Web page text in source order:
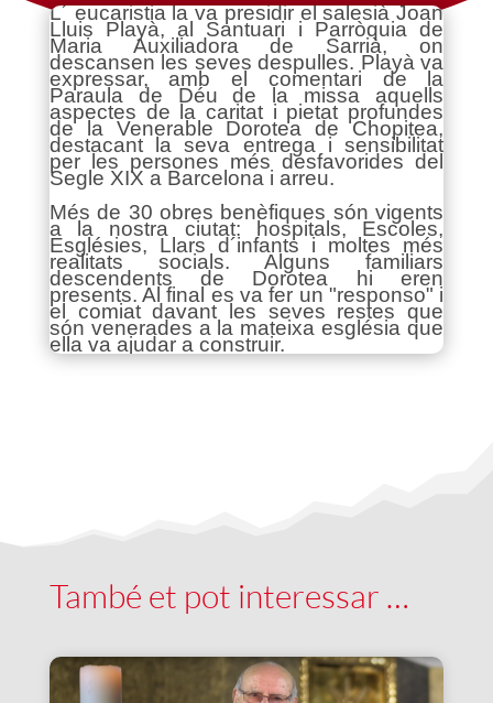
L´ eucaristia la va presidir el salesià Joan
Lluis Playà, al Santuari i Parròquia de
Maria Auxiliadora de Sarrià, on
descansen les seves despulles. Playà va
expressar, amb el comentari de la
Paraula de Déu de la missa aquells
aspectes de la caritat i pietat profundes
de la Venerable Dorotea de Chopitea,
destacant la seva entrega i sensibilitat
per les persones més desfavorides del
Segle XIX a Barcelona i arreu.
Més de 30 obres benèfiques són vigents
a la nostra ciutat: hospitals, Escoles,
Esglésies, Llars d´infants i moltes més
realitats socials. Alguns familiars
descendents de Dorotea hi eren
presents. Al final es va fer un "responso" i
el comiat davant les seves restes que
són venerades a la mateixa església que
ella va ajudar a construir.
També et pot interessar …